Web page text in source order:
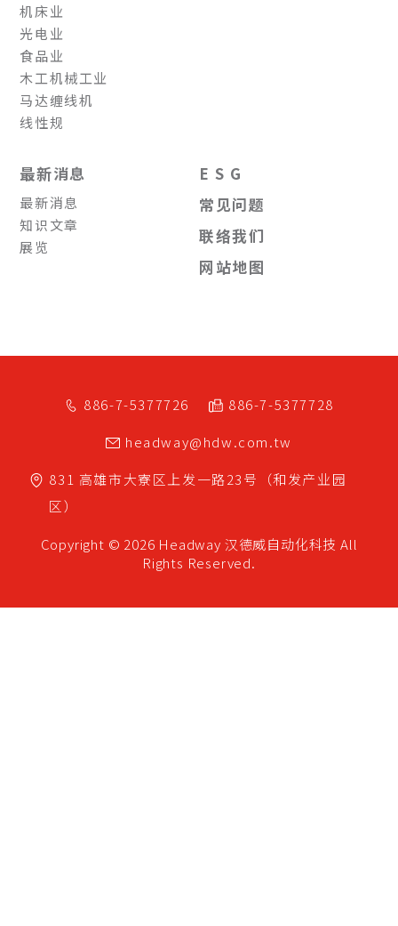
机床业
光电业
食品业
木工机械工业
马达缠线机
线性规
最新消息
最新消息
知识文章
展览
E S G
常见问题
联络我们
网站地图
886-7-5377726
886-7-5377728
headway@hdw.com.tw
831 高雄市大寮区上发一路23号（和发产业园
区）
Copyright © 2026 Headway 汉德威自动化科技 All
Rights Reserved.